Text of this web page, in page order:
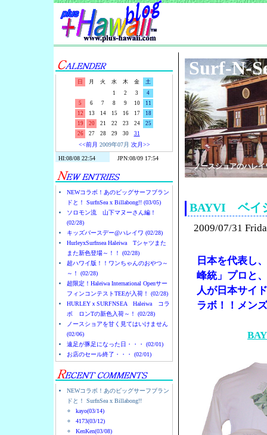
日 月 火 水 木 金
土
1
2 3
4
5
6 7 8 9 10
11
12
13 14 15 16 17
18
19
20 21 22 23 24
25
26
27 28 29 30 31
<<前月 2009年07月 次月>>
NEWコラボ！あのビッグサーフブラン
ドと！ SurfnSea x Billabong!! (03/05)
ソロモン流 山下マヌーさん編！
(02/28)
キッズバースデー@ハレイワ (02/28)
HurleyxSurfnsea Haleiwa Tシャツまた
また新色登場～！！ (02/28)
超ハワイ版！！ワンちゃんのおやつ～
～！ (02/28)
超限定！Haleiwa International Openサー
フィンコンテストTEEが入荷！ (02/28)
HURLEYｘSURFNSEA Haleiwa コラ
ボ ロンTの新色入荷～！ (02/28)
ノースショアを甘く見てはいけません
(02/06)
遠足が豚足になった日・・・ (02/01)
お店のセール終了・・・ (02/01)
NEWコラボ！あのビッグサーフブラン
ドと！ SurfnSea x Billabong!!
kayo(03/14)
4173(03/12)
KenKen(03/08)
Surf-N-
ノースショアのハレ
BAYVI ベイ
2009/07/31
日本を代表し
峰統」プロと
人が日本サイ
ラボ！！メン